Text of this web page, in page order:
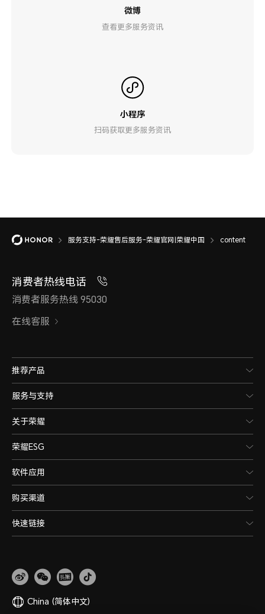
微博
查看更多服务资讯
小程序
扫码获取更多服务资讯
服务支持-荣耀售后服务-荣耀官网|荣耀中国 content
消费者热线电话
消费者服务热线 95030
在线客服
推荐产品
服务与支持
关于荣耀
荣耀ESG
软件应用
购买渠道
快速链接
China (简体中文)